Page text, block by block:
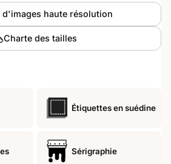
d'images haute résolution
Charte des tailles
Étiquettes en suédine
Sérigraphie